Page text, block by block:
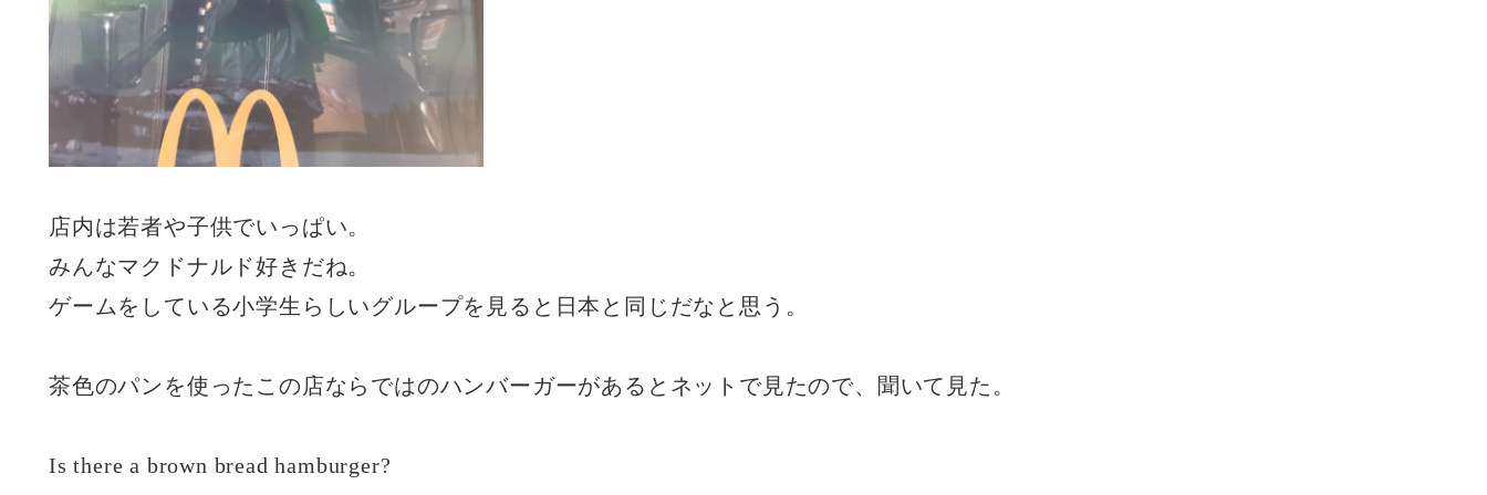
店内は若者や子供でいっぱい。
みんなマクドナルド好きだね。
ゲームをしている小学生らしいグループを見ると日本と同じだなと思う。
茶色のパンを使ったこの店ならではのハンバーガーがあるとネットで見たので、聞いて見た。
Is there a brown bread hamburger?